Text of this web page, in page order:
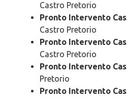
Castro Pretorio
Pronto Intervento
Castro Pretorio
Pronto Intervento
Castro Pretorio
Pronto Intervento
Pretorio
Pronto Intervento